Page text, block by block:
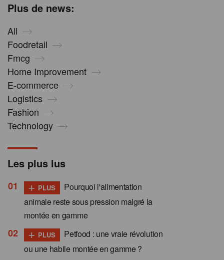
Plus de news:
All
Foodretail
Fmcg
Home Improvement
E-commerce
Logistics
Fashion
Technology
Les plus lus
+ PLUS
Pourquoi l'alimentation
animale reste sous pression malgré la
montée en gamme
+ PLUS
Petfood : une vraie révolution
ou une habile montée en gamme ?